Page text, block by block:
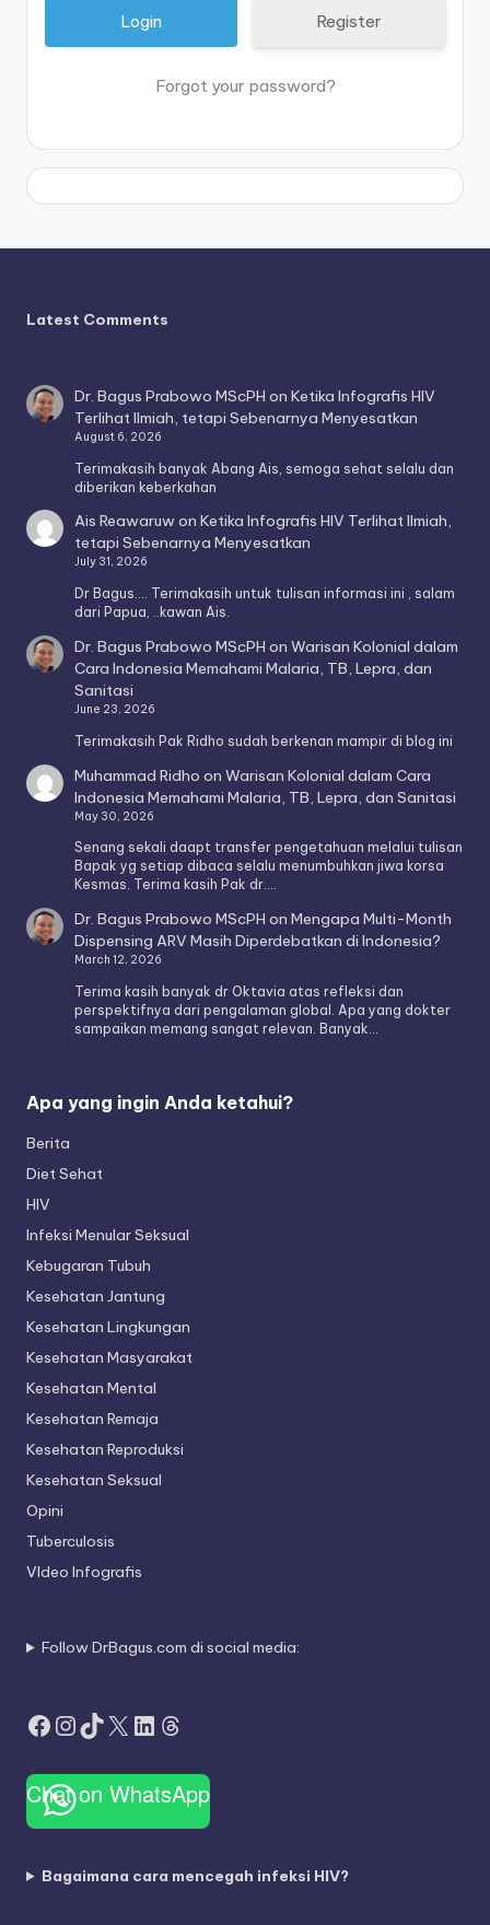
Register
Forgot your password?
Latest Comments
Dr. Bagus Prabowo MScPH onKetika Infografis HIV
Terlihat Ilmiah, tetapi Sebenarnya Menyesatkan
August 6, 2026
Terimakasih banyak Abang Ais, semoga sehat selalu dan
diberikan keberkahan
Ais ReawaruwonKetika Infografis HIV Terlihat Ilmiah,
tetapi Sebenarnya Menyesatkan
July 31, 2026
Dr Bagus.... Terimakasih untuk tulisan informasi ini , salam
dari Papua, ..kawan Ais.
Dr. Bagus Prabowo MScPH onWarisan Kolonial dalam
Cara Indonesia Memahami Malaria, TB, Lepra, dan
Sanitasi
June 23, 2026
Terimakasih Pak Ridho sudah berkenan mampir di blog ini
Muhammad Ridho onWarisan Kolonial dalam Cara
Indonesia Memahami Malaria, TB, Lepra, dan Sanitasi
May 30, 2026
Senang sekali daapt transfer pengetahuan melalui tulisan
Bapak yg setiap dibaca selalu menumbuhkan jiwa korsa
Kesmas. Terima kasih Pak dr.…
Dr. Bagus Prabowo MScPH onMengapa Multi-Month
Dispensing ARV Masih Diperdebatkan di Indonesia?
March 12, 2026
Terima kasih banyak dr Oktavia atas refleksi dan
perspektifnya dari pengalaman global. Apa yang dokter
sampaikan memang sangat relevan. Banyak…
Apa yang ingin Anda ketahui?
Berita
Diet Sehat
HIV
Infeksi Menular Seksual
Kebugaran Tubuh
Kesehatan Jantung
Kesehatan Lingkungan
Kesehatan Masyarakat
Kesehatan Mental
Kesehatan Remaja
Kesehatan Reproduksi
Kesehatan Seksual
Opini
Tuberculosis
VIdeo Infografis
Follow DrBagus.com di social media:
Facebook
Instagram
TikTok
X LinkedIn
Threads
Chat on WhatsApp
Bagaimana cara mencegah infeksi HIV?